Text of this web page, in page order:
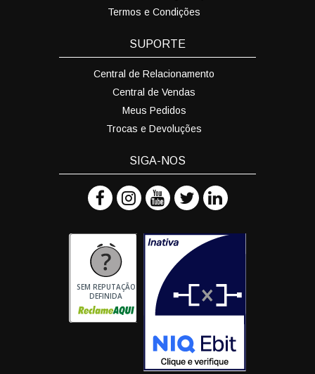
Termos e Condições
SUPORTE
Central de Relacionamento
Central de Vendas
Meus Pedidos
Trocas e Devoluções
SIGA-NOS
SEM REPUTAÇÃO
DEFINIDA